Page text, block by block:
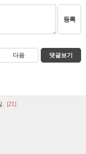
등록
다음 댓글보기
. [21]